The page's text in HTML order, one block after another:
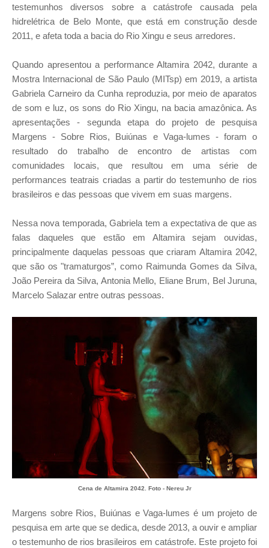
testemunhos diversos sobre a catástrofe causada pela
hidrelétrica de Belo Monte, que está em construção desde
2011, e afeta toda a bacia do Rio Xingu e seus arredores.
Quando apresentou a performance Altamira 2042, durante a
Mostra Internacional de São Paulo (MITsp) em 2019, a artista
Gabriela Carneiro da Cunha reproduzia, por meio de aparatos
de som e luz, os sons do Rio Xingu, na bacia amazônica. As
apresentações - segunda etapa do projeto de pesquisa
Margens - Sobre Rios, Buiúnas e Vaga-lumes - foram o
resultado do trabalho de encontro de artistas com
comunidades locais, que resultou em uma série de
performances teatrais criadas a partir do testemunho de rios
brasileiros e das pessoas que vivem em suas margens.
Nessa nova temporada, Gabriela tem a expectativa de que as
falas daqueles que estão em Altamira sejam ouvidas,
principalmente daquelas pessoas que criaram Altamira 2042,
que são os "tramaturgos”, como Raimunda Gomes da Silva,
João Pereira da Silva, Antonia Mello, Eliane Brum, Bel Juruna,
Marcelo Salazar entre outras pessoas.
Cena de Altamira 2042. Foto - Nereu Jr
Margens sobre Rios, Buiúnas e Vaga-lumes é um projeto de
pesquisa em arte que se dedica, desde 2013, a ouvir e ampliar
o testemunho de rios brasileiros em catástrofe. Este projeto foi